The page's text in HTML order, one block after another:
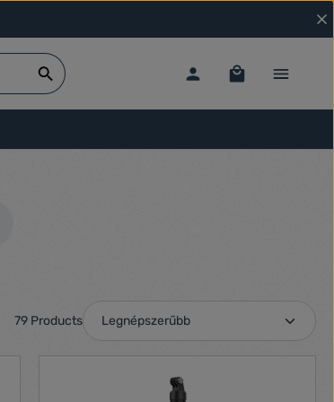
79 Products